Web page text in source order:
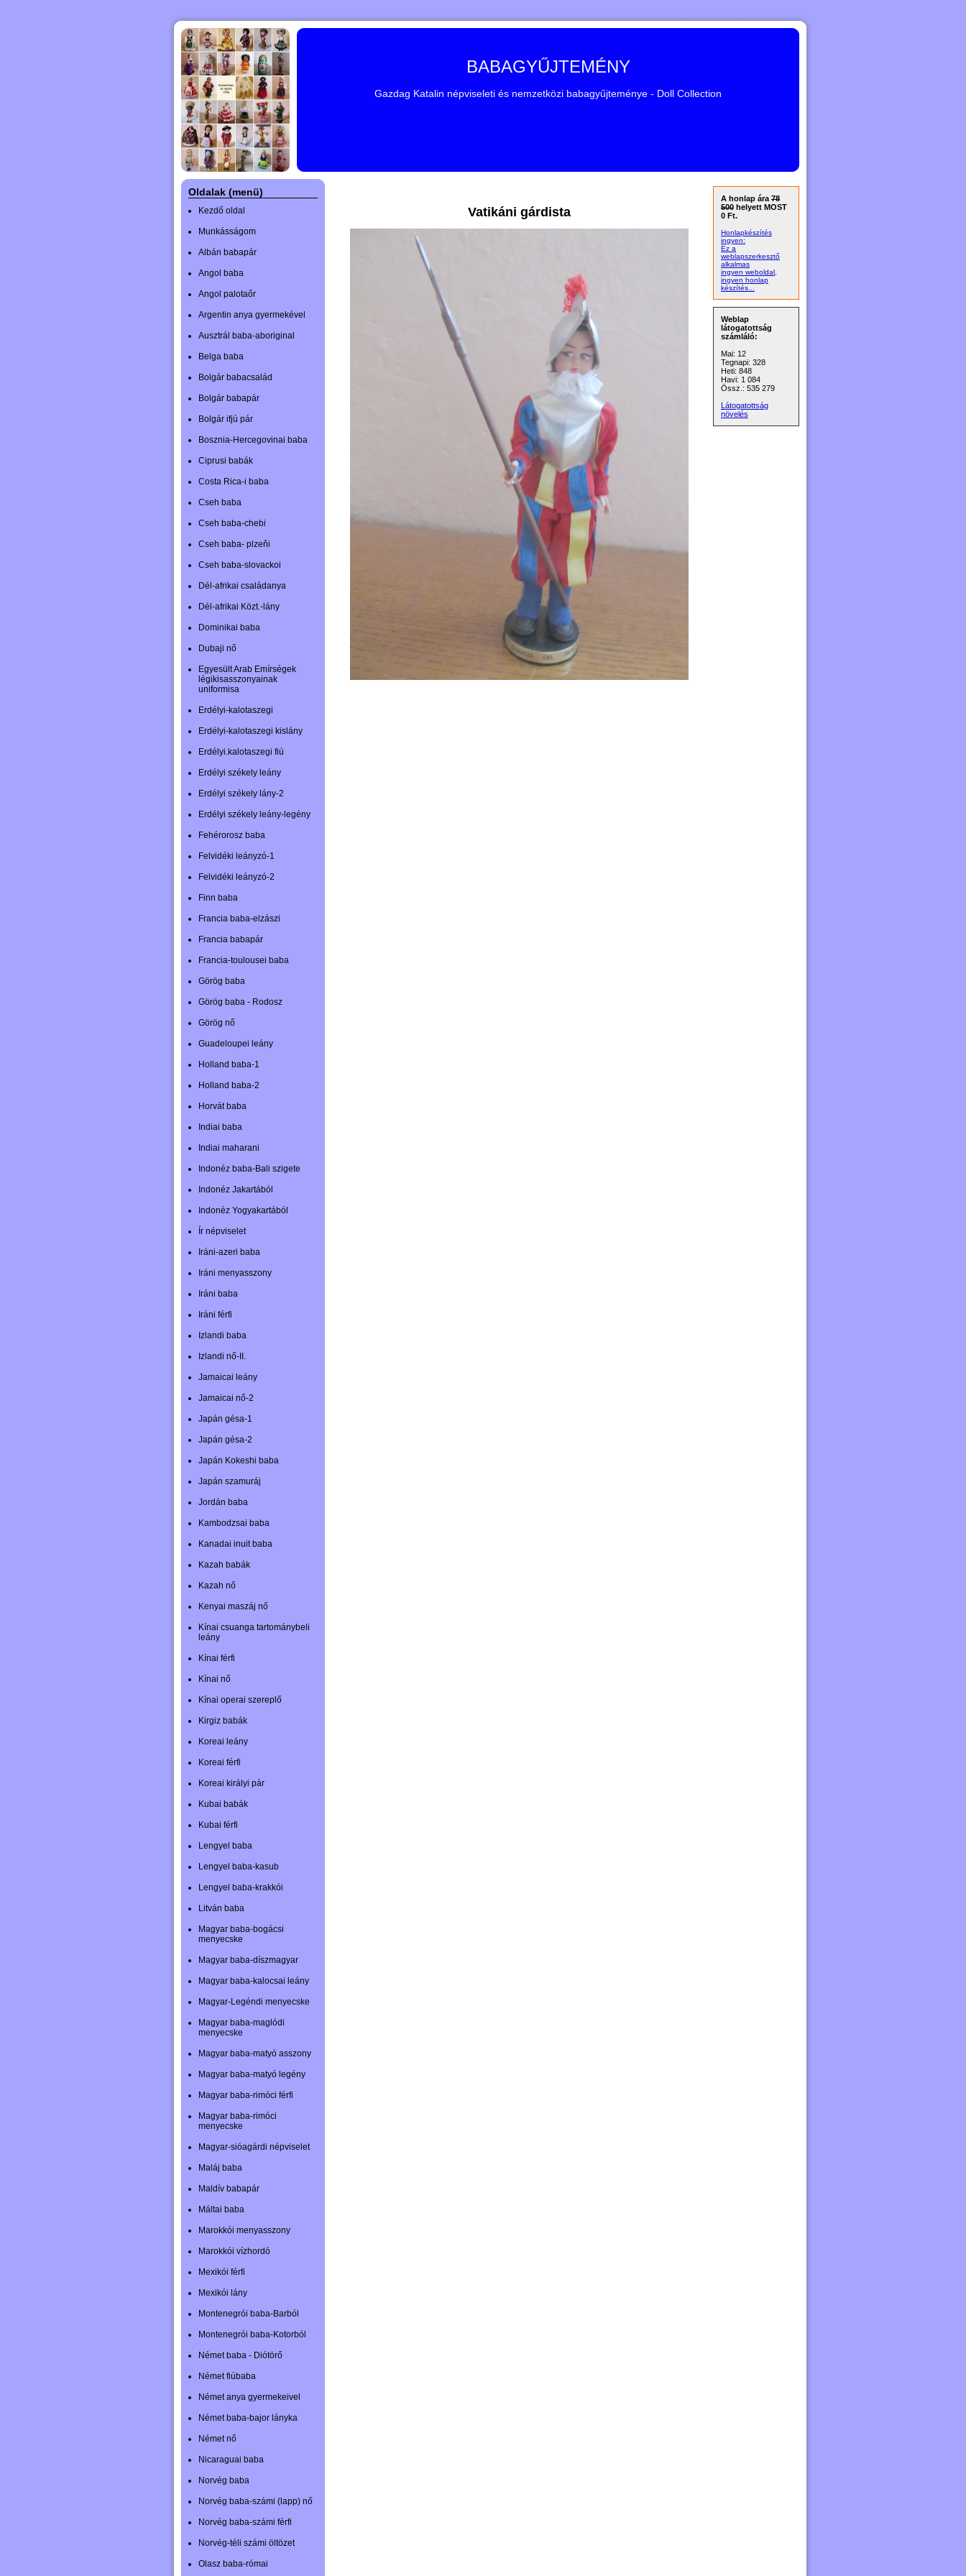
BABAGYŰJTEMÉNY
Gazdag Katalin népviseleti és nemzetközi babagyűjteménye - Doll Collection
Oldalak (menü)
Kezdő oldal
Munkásságom
Albán babapár
Angol baba
Angol palotaőr
Argentin anya gyermekével
Ausztrál baba-aboriginal
Belga baba
Bolgár babacsalád
Bolgár babapár
Bolgár ifjú pár
Bosznia-Hercegovinai baba
Ciprusi babák
Costa Rica-i baba
Cseh baba
Cseh baba-chebi
Cseh baba- plzeňi
Cseh baba-slovackoi
Dél-afrikai családanya
Dél-afrikai Közt.-lány
Dominikai baba
Dubaji nő
Egyesült Arab Emírségek
légikisasszonyainak
uniformisa
Erdélyi-kalotaszegi
Erdélyi-kalotaszegi kislány
Erdélyi.kalotaszegi fiú
Erdélyi székely leány
Erdélyi székely lány-2
Erdélyi székely leány-legény
Fehérorosz baba
Felvidéki leányzó-1
Felvidéki leányzó-2
Finn baba
Francia baba-elzászi
Francia babapár
Francia-toulousei baba
Görög baba
Görög baba - Rodosz
Görög nő
Guadeloupei leány
Holland baba-1
Holland baba-2
Horvát baba
Indiai baba
Indiai maharani
Indonéz baba-Bali szigete
Indonéz Jakartából
Indonéz Yogyakartából
Ír népviselet
Iráni-azeri baba
Iráni menyasszony
Iráni baba
Iráni férfi
Izlandi baba
Izlandi nő-II.
Jamaicai leány
Jamaicai nő-2
Japán gésa-1
Japán gésa-2
Japán Kokeshi baba
Japán szamuráj
Jordán baba
Kambodzsai baba
Kanadai inuit baba
Kazah babák
Kazah nő
Kenyai maszáj nő
Kínai csuanga tartománybeli
leány
Kínai férfi
Kínai nő
Kínai operai szereplő
Kirgiz babák
Koreai leány
Koreai férfi
Koreai királyi pár
Kubai babák
Kubai férfi
Lengyel baba
Lengyel baba-kasub
Lengyel baba-krakkói
Litván baba
Magyar baba-bogácsi
menyecske
Magyar baba-díszmagyar
Magyar baba-kalocsai leány
Magyar-Legéndi menyecske
Magyar baba-maglódi
menyecske
Magyar baba-matyó asszony
Magyar baba-matyó legény
Magyar baba-rimóci férfi
Magyar baba-rimóci
menyecske
Magyar-sióagárdi népviselet
Maláj baba
Maldív babapár
Máltai baba
Marokkói menyasszony
Marokkói vízhordó
Mexikói férfi
Mexikói lány
Montenegrói baba-Barból
Montenegrói baba-Kotorból
Német baba - Diótörő
Német fiúbaba
Német anya gyermekeivel
Német baba-bajor lányka
Német nő
Nicaraguai baba
Norvég baba
Norvég baba-számi (lapp) nő
Norvég baba-számi férfi
Norvég-téli számi öltözet
Olasz baba-római
Vatikáni gárdista
A honlap ára 78
500 helyett MOST
0 Ft.
Honlapkészítés
ingyen:
Ez a
weblapszerkesztő
alkalmas
ingyen weboldal,
ingyen honlap
készítés...
Weblap
látogatottság
számláló:
Mai: 12
Tegnapi: 328
Heti: 848
Havi: 1 084
Össz.: 535 279
Látogatottság
növelés